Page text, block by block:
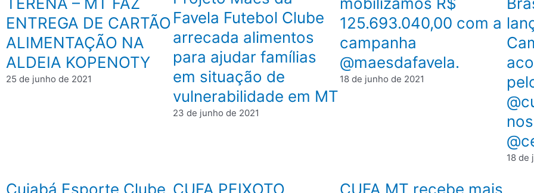
ENTREGA DE CARTÃO
ALIMENTAÇÃO NA
ALDEIA KOPENOTY
25 de junho de 2021
Favela Futebol Clube
arrecada alimentos
para ajudar famílias
em situação de
vulnerabilidade em MT
23 de junho de 2021
125.693.040,00 com a
campanha
@maesdafavela.
18 de junho de 2021
18 de